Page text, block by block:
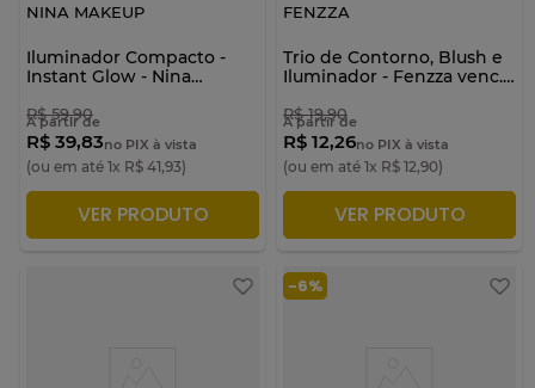
NINA MAKEUP
Iluminador Compacto -
Instant Glow - Nina
R$ 59,90
A partir de
R$ 39,83no PIX à vista
(ou em até 1x R$ 41,93)
ADICIONAR À SACOLA
VER PRODUTO
FENZZA
Trio de Contorno, Blush e
Iluminador - Fenzza venc.
R$ 19,90
A partir de
R$ 12,26no PIX à vista
(ou em até 1x R$ 12,90)
ADICIONAR À SACOLA
VER PRODUTO
-6%